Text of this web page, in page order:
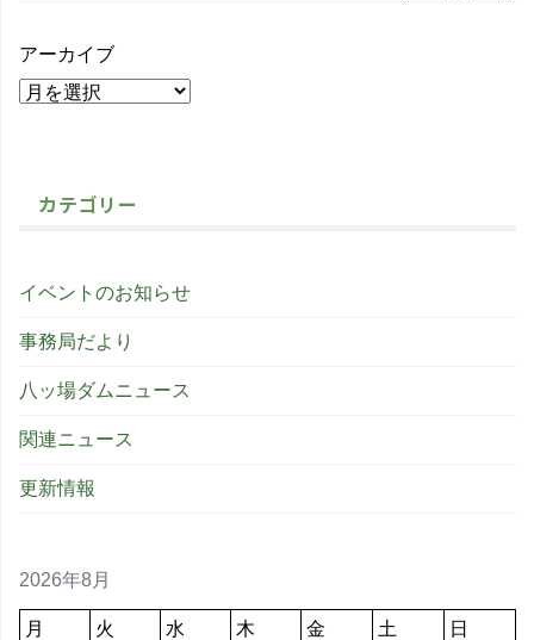
アーカイブ
カテゴリー
イベントのお知らせ
事務局だより
八ッ場ダムニュース
関連ニュース
更新情報
2026年8月
月 火 水 木 金 土
日